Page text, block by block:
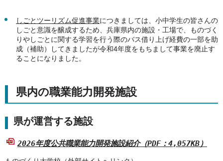
しごとツーリズム促進事業につきましては、小中学生の皆さんの
しごと意識を醸成するため、兵庫県内の施設・工場で、ものづく
りやしごとに関する学習を行う際のバス借り上げ経費の一部を助
成（補助）してきましたが令和4年度をもちまして事業を廃止す
ることになりました。
県内の職業能力開発施設
県が運営する施設
2026年度公共職業能力開発施設紹介（PDF：4,057KB）